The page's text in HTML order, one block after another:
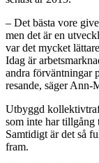
– Det bästa vore
men det är en
var det mycket
Idag är
andra förväntningar
resande, säger Ann-
Utbyggd
som inte har tillgång
Samtidigt är det så
fram.